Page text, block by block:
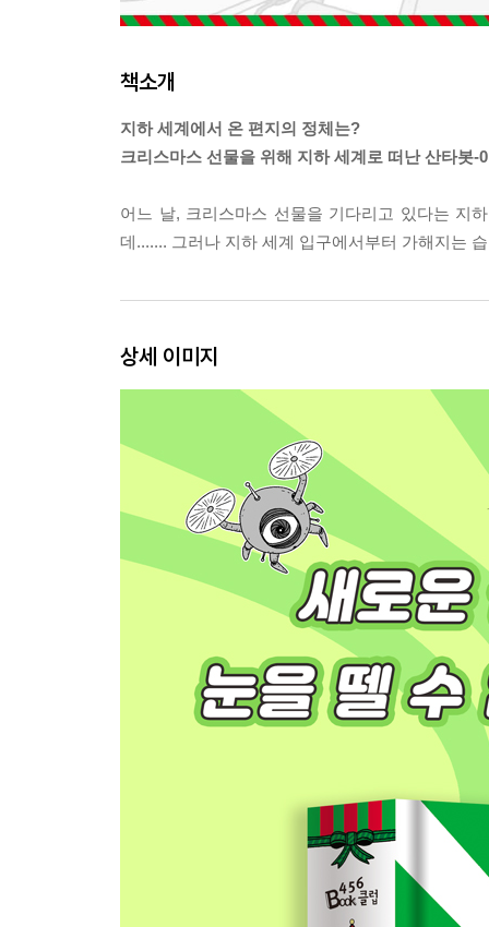
책소개
지하 세계에서 온 편지의 정체는?
크리스마스 선물을 위해 지하 세계로 떠난 산타봇-
어느 날, 크리스마스 선물을 기다리고 있다는 지
데....... 그러나 지하 세계 입구에서부터 가해지는
상세 이미지